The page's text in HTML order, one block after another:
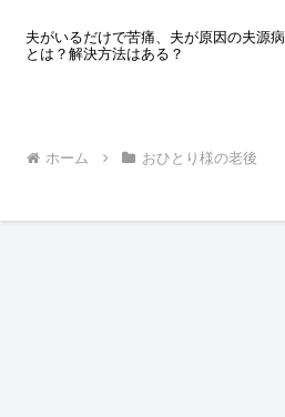
夫がいるだけで苦痛、夫が原因の夫源病
とは？解決方法はある？
ホーム おひとり様の老後